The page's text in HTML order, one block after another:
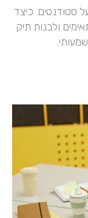
סטודנטים. כיצד
ולבנות תיק